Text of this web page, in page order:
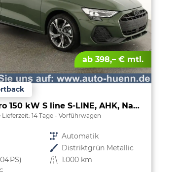
ab 398,– € mtl.
TFSI quattro 150 kW S line S-LINE, AHK, Navi, el. Klappe, Sound, Winter, 18-Zoll, 3-J. Garantie
14 Tage Vorführwagen
Getriebe Automatik
Außenfarbe Distriktgrün Metallic
PS) Kilometerstand 1.000 km